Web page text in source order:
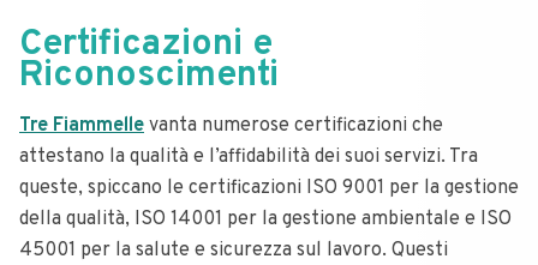
Certificazioni e
Riconoscimenti
Tre Fiammelle vanta numerose certificazioni che
attestano la qualità e l’affidabilità dei suoi servizi. Tra
queste, spiccano le certificazioni ISO 9001 per la gestione
della qualità, ISO 14001 per la gestione ambientale e ISO
45001 per la salute e sicurezza sul lavoro. Questi